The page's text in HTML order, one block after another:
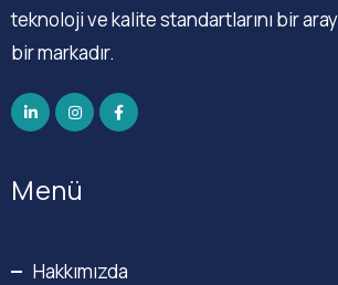
teknoloji ve kalite standartlarını bir
bir markadır.
Menü
Hakkımızda